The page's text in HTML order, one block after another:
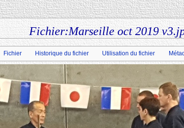
Fichier:Marseille oct 2019
Fichier
Historique du fichier Utilisation du fichier